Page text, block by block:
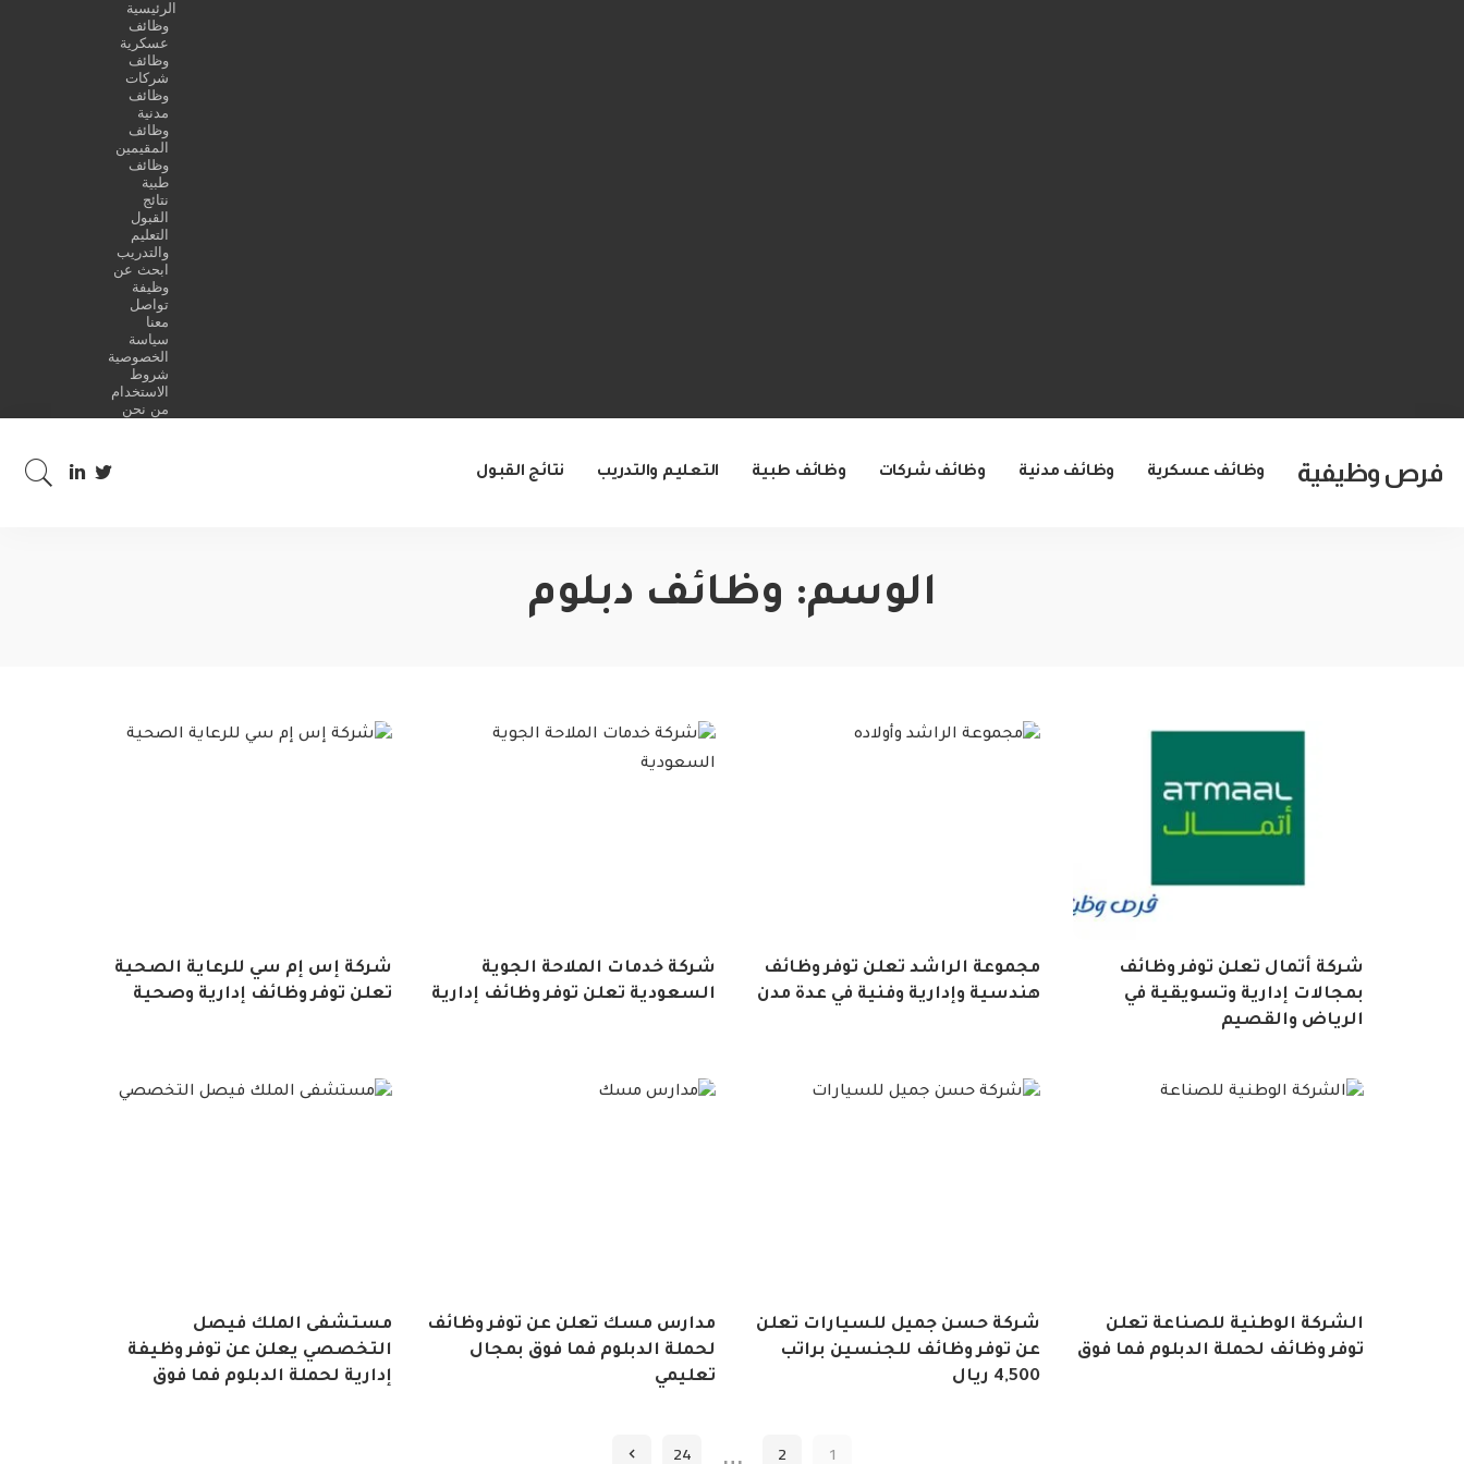
الرئيسية
وظائف
عسكرية
وظائف
شركات
وظائف
مدنية
وظائف
المقيمين
وظائف
طبية
نتائج
القبول
التعليم
والتدريب
ابحث عن
وظيفة
تواصل
معنا
سياسة
الخصوصية
شروط
الاستخدام
من نحن
فرص وظيفية وظائف عسكرية وظائف مدنية وظائف شركات وظائف طبية التعليم والتدريب نتائج القبول
الوسم: وظائف دبلوم
شركة أتمال تعلن توفر وظائف
بمجالات إدارية وتسويقية في
الرياض والقصيم
مجموعة الراشد تعلن توفر وظائف
هندسية وإدارية وفنية في عدة مدن
شركة خدمات الملاحة الجوية
السعودية تعلن توفر وظائف إدارية
شركة إس إم سي للرعاية الصحية
تعلن توفر وظائف إدارية وصحية
الشركة الوطنية للصناعة تعلن
توفر وظائف لحملة الدبلوم فما فوق
شركة حسن جميل للسيارات تعلن
عن توفر وظائف للجنسين براتب
4,500 ريال
مدارس مسك تعلن عن توفر وظائف
لحملة الدبلوم فما فوق بمجال
تعليمي
مستشفى الملك فيصل
التخصصي يعلن عن توفر وظيفة
إدارية لحملة الدبلوم فما فوق
1
2
24